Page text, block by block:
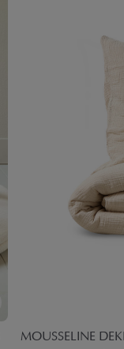
MOUSSELINE